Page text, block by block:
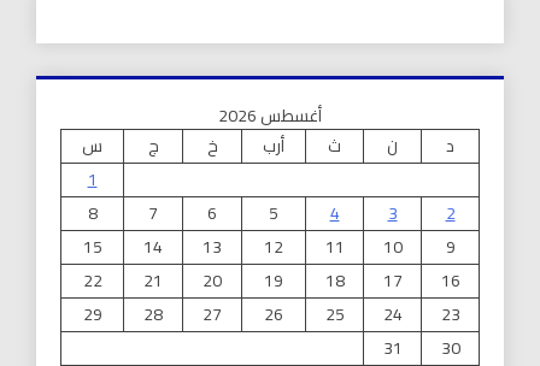
أغسطس 2026
د
ن ث أرب خ ج
س
1
2
3
4
5
6
7
8
9
10
11
12
13
14
15
16
17
18
19
20
21
22
23
24
25
26
27
28
29
30
31